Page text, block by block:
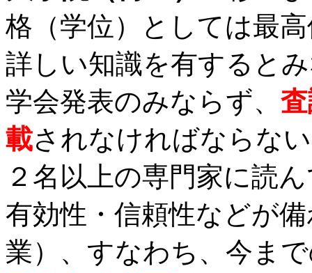
格（学位）としては最
詳しい知識を有すると
学会発表のみならず、
載されなければならな
２名以上の専門家に読
有効性・信頼性などが
業）、すなわち、今ま